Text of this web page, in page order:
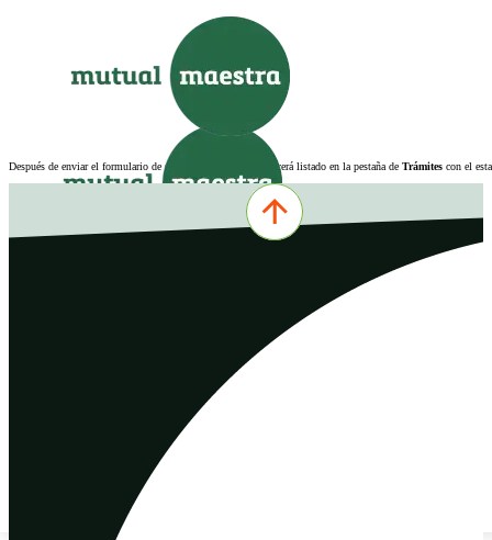
Saltar al pie de página
comercial@mutualmaestra.org.ar
Después de enviar el formulario de solicitud, el trámite aparecerá listado en la pestaña de Trámites con el